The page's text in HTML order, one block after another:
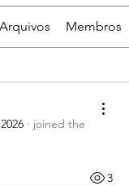
Arquivos Membros
· joined the
3